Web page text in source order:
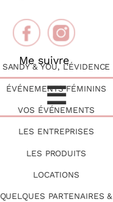
Me suivre
☰
SANDY & YOU, L'ÉVIDENCE
ÉVÉNEMENTS FÉMININS
VOS ÉVÉNEMENTS
LES ENTREPRISES
LES PRODUITS
LOCATIONS
QUELQUES PARTENAIRES &